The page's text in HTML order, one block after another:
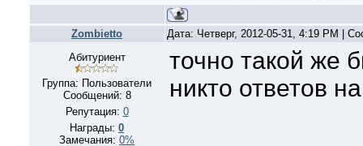
Zombietto
Дата: Четверг, 2012-05-31, 4:19 PM |
Абитуриент
Группа: Пользователи
Сообщений: 8
Репутация: 0
Награды: 0
Замечания: 0%
точно такой же
никто ответов